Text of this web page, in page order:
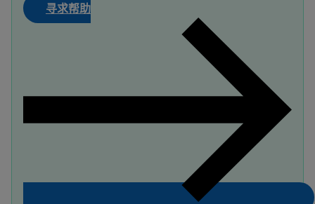
寻求帮助